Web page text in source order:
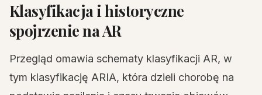
Klasyfikacja i historyczne
spojrzenie na AR
Przegląd omawia schematy klasyfikacji AR, w
tym klasyfikację ARIA, która dzieli chorobę na